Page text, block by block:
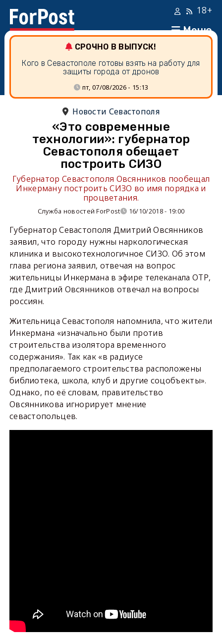
Меню
18+
СРОЧНО В ВЫПУСК!
Кого в Севастополе готовы взять на работу для
защиты города от дронов
пт, 07/08/2026 - 15:13
Новости Севастополя
«Это современные
технологии»: губернатор
Севастополя обещает
построить СИЗО
Губернатор Севастополя Овсянников пообещал
Инкерману построить СИЗО во имя порядка и
процветания.
Служба новостей ForPost 16/10/2018 - 19:00
Губернатор Севастополя Дмитрий Овсянников
заявил, что городу нужны наркологическая
клиника и высокотехнологичное СИЗО. Об этом
глава региона заявил, отвечая на вопрос
жительницы Инкермана в эфире телеканала ОТР,
где Дмитрий Овсянников отвечал на вопросы
россиян.
Жительница Севастополя напомнила, что жители
Инкермана «изначально были против
строительства изолятора временного
содержания». Так как «в радиусе
предполагаемого строительства расположены
библиотека, школа, клуб и другие соцобъекты».
Однако, по её словам, правительство
Овсянникова игнорирует мнение
севастопольцев.